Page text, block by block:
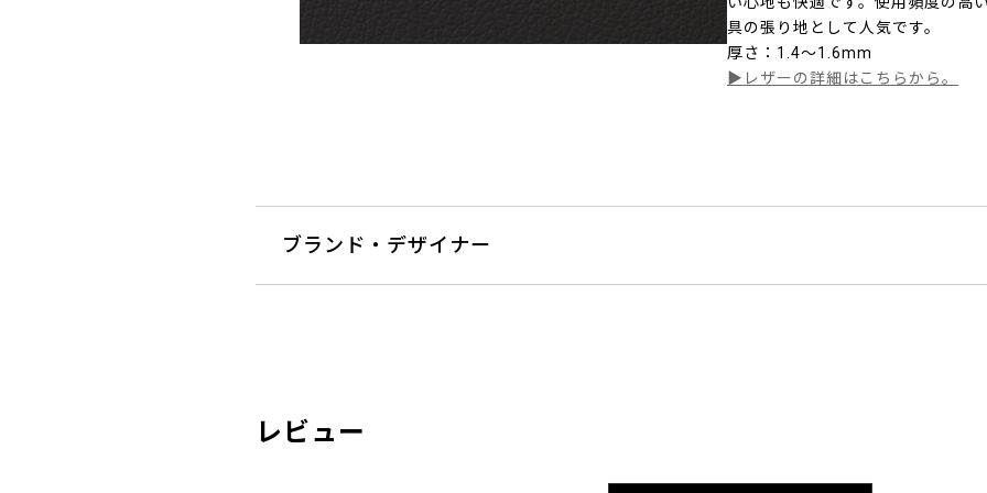
具の張り地として人気です。
厚さ：1.4～1.6mm
▶レザーの詳細はこちらから。
ブランド・デザイナー
レビュー